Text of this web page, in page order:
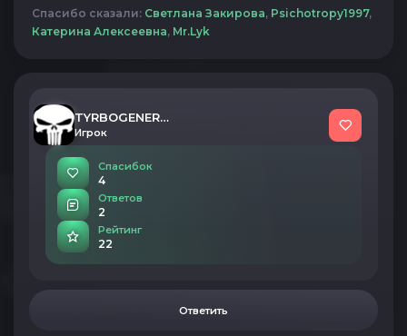
Спасибо сказали: Светлана Закирова, Psichotropy1997,
Катерина Алексеевна, Mr.Lyk
TYRBOGENERATOR
Игрок
Спасибок
4
Ответов
2
Рейтинг
22
Ответить